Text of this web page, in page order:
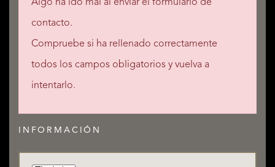
Algo ha ido mal al enviar el formulario de
contacto.
Compruebe si ha rellenado correctamente
todos los campos obligatorios y vuelva a
intentarlo.
INFORMACIÓN